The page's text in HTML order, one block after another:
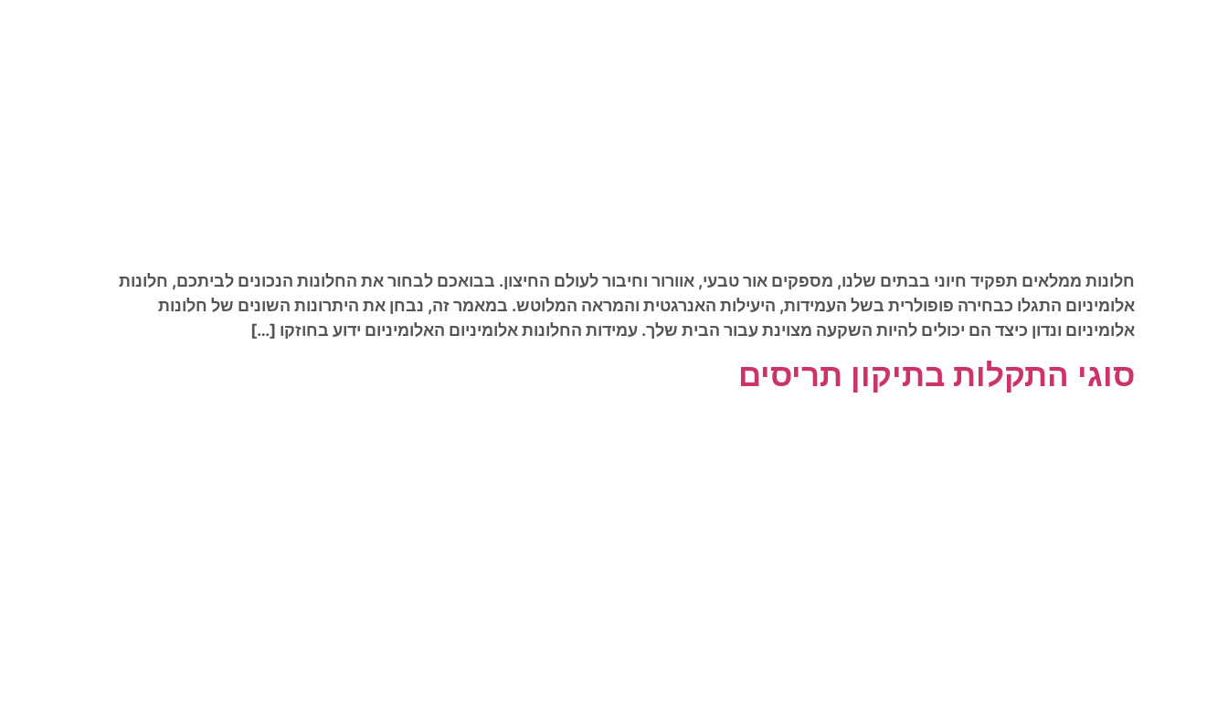
חלונות ממלאים תפקיד חיוני בבתים שלנו, מספקים אור טבעי, אוורור וחיבור לעולם החיצון. בבואכם לבחור את החלונות הנכונים לביתכם, חלונות
אלומיניום התגלו כבחירה פופולרית בשל העמידות, היעילות האנרגטית והמראה המלוטש. במאמר זה, נבחן את היתרונות השונים של חלונות
אלומיניום ונדון כיצד הם יכולים להיות השקעה מצוינת עבור הבית שלך. עמידות החלונות אלומיניום האלומיניום ידוע בחוזקו […]
סוגי התקלות בתיקון תריסים